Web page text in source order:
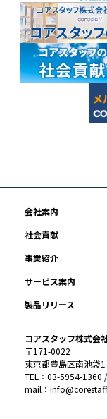
会社案内
社会貢献
事業紹介
サービス案内
製品リリース
コアスタッフ株式会
〒171-0022
東京都豊島区南池袋
TEL：03-5954-1360
mail：